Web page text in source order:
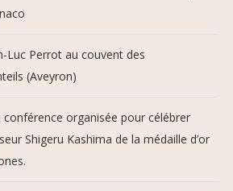
Luc Perrot au couvent des
(Aveyron)
organisée pour célébrer
Shigeru Kashima de la médaille d’or